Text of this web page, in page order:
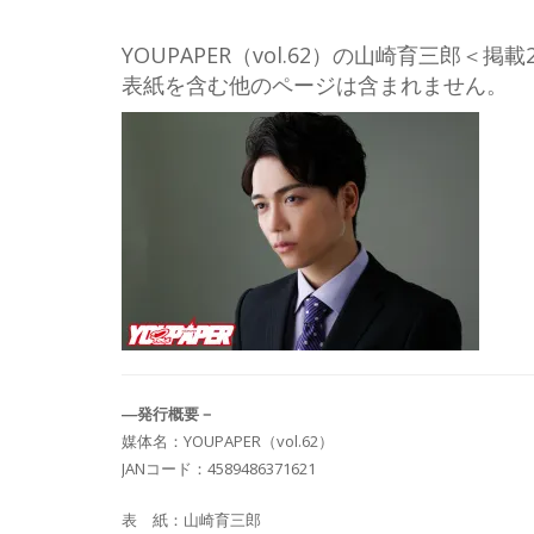
YOUPAPER（vol.62）の山崎育三郎＜掲載
表紙を含む他のページは含まれません。
―発行概要－
媒体名：YOUPAPER（vol.62）
JANコード：4589486371621
表 紙：山崎育三郎